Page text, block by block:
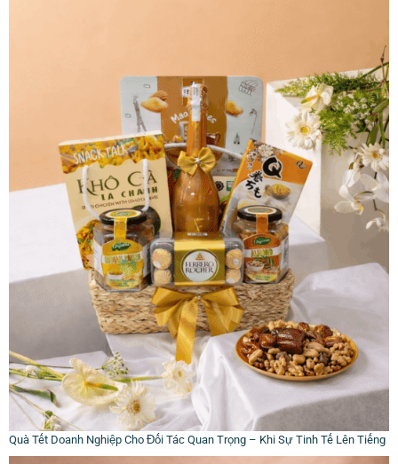
Quà Tết Doanh Nghiệp Cho Đối Tác Quan Trọng – Khi Sự Tinh Tế Lên Tiếng